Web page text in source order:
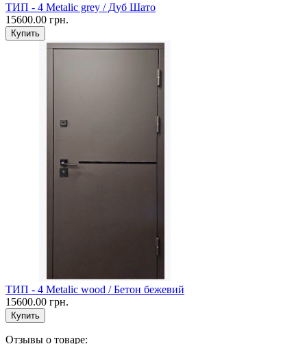
ТИП - 4 Metalic grey / Дуб Шато
15600.00 грн.
ТИП - 4 Metalic wood / Бетон бежевий
15600.00 грн.
Отзывы о товаре: